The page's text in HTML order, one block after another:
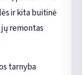
ir kita buitinė
remontas
tarnyba